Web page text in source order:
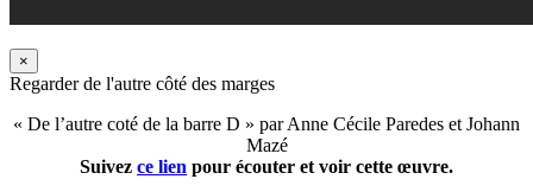
×
Regarder de l'autre côté des marges
« De l’autre coté de la barre D » par Anne Cécile Paredes et Johann
Mazé
Suivez ce lien pour écouter et voir cette œuvre.